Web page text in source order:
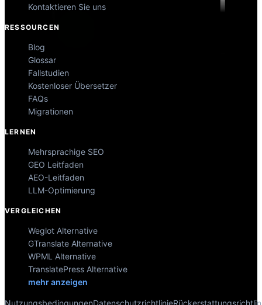
Kontaktieren Sie uns
RESSOURCEN
Blog
Glossar
Fallstudien
Kostenloser Übersetzer
FAQs
Migrationen
LERNEN
Mehrsprachige SEO
GEO Leitfaden
AEO-Leitfaden
LLM-Optimierung
VERGLEICHEN
Weglot Alternative
GTranslate Alternative
WPML Alternative
TranslatePress Alternative
mehr anzeigen
NutzungsbedingungenDatenschutzrichtlinie